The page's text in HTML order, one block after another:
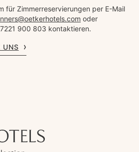
für Zimmerreservierungen per E-Mail
oder
900 803 kontaktieren.
UNS